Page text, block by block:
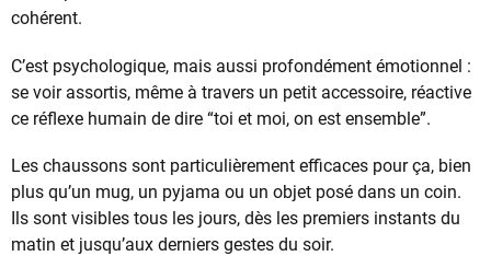
cohérent.
C’est psychologique, mais aussi profondément émotionnel :
se voir assortis, même à travers un petit accessoire, réactive
ce réflexe humain de dire “toi et moi, on est ensemble”.
Les chaussons sont particulièrement efficaces pour ça, bien
plus qu’un mug, un pyjama ou un objet posé dans un coin.
Ils sont visibles tous les jours, dès les premiers instants du
matin et jusqu’aux derniers gestes du soir.